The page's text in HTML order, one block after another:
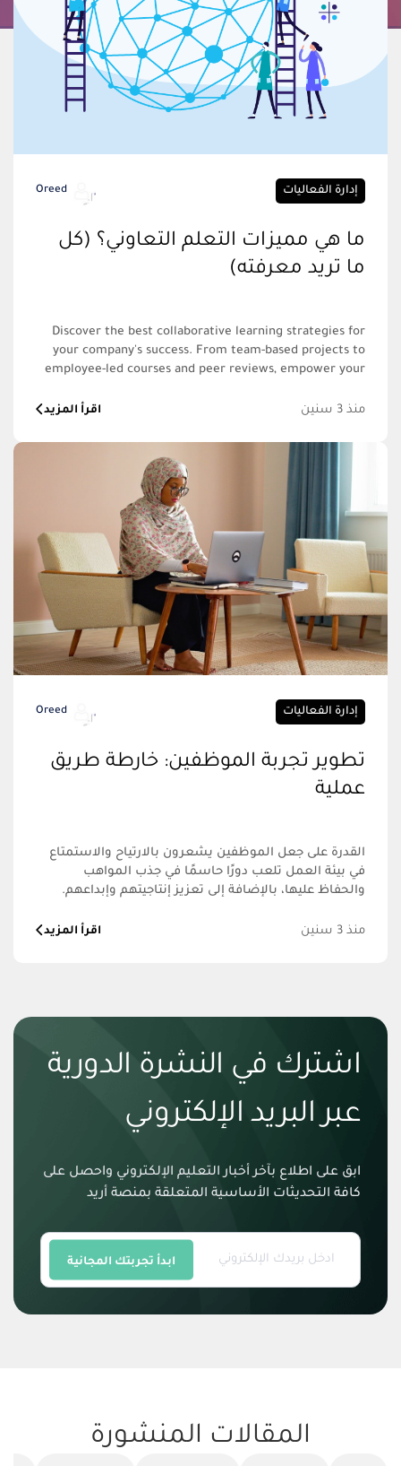
إدارة الفعاليات Oreed
ما هي مميزات التعلم التعاوني؟ (كل
ما تريد معرفته)
Discover the best collaborative learning strategies for
your company's success. From team-based projects to
employee-led courses and peer reviews, empower your
منذ 3 سنين
اقرأ المزيد
إدارة الفعاليات Oreed
تطوير تجربة الموظفين: خارطة طريق
عملية
القدرة على جعل الموظفين يشعرون بالارتياح والاستمتاع
في بيئة العمل تلعب دورًا حاسمًا في جذب المواهب
والحفاظ عليها، بالإضافة إلى تعزيز إنتاجيتهم وإبداعهم.
منذ 3 سنين اقرأ المزيد
اشترك في النشرة الدورية
عبر البريد الإلكتروني
ابق على اطلاع بآخر أخبار التعليم الإلكتروني واحصل على
كافة التحديثات الأساسية المتعلقة بمنصة أريد
ابدأ تجربتك المجانية
المقالات المنشورة